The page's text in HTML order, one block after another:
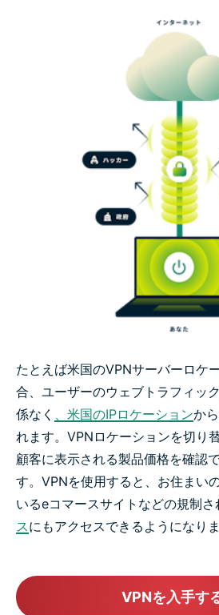
たとえば米国のVPNサーバーロケ
合、ユーザーのウェブトラフィッ
係なく
、米国のIPロケーションか
れます。VPNロケーションを切り
顧客に表示される製品価格を確認
す。VPNを使用すると、お住まい
いるeコマースサイトなどの規制さ
スにもアクセスできるようになりま
VPNを入手す